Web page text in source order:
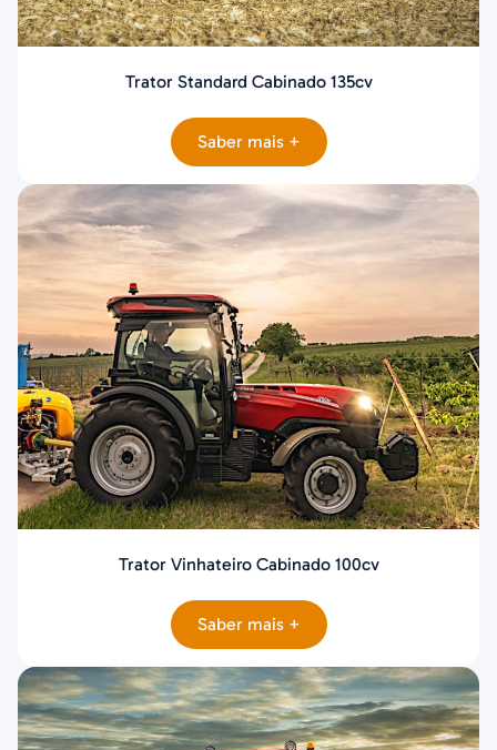
Trator Standard Cabinado 135cv
Saber mais +
Trator Vinhateiro Cabinado 100cv
Saber mais +